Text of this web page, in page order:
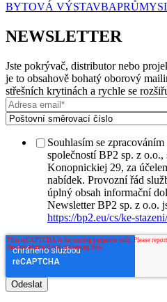
BYTOVÁ VÝSTAVBA
NEWSLETTER
Jste pokrývač, distributor nebo
je to obsahově bohatý oborový
střešních krytinách a rychle se
Souhlasím se
společností BP2 sp. z
Konopnickiej 29, za
nabídek. Provozní řád
úplný obsah informační
Newsletter BP2 sp. z o.o.
https://bp2.eu/cs/ke-stazeni/